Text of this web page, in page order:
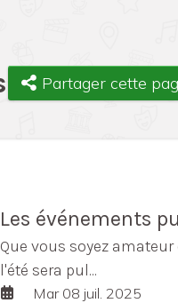
Partager cette
Les événements
Que vous soyez
l'été sera pul...
Mar 08 juil. 2025